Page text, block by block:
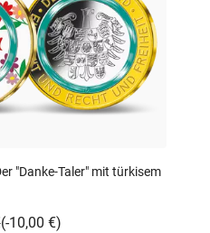
"Danke-Taler" mit türkisem
(-10,00 €)